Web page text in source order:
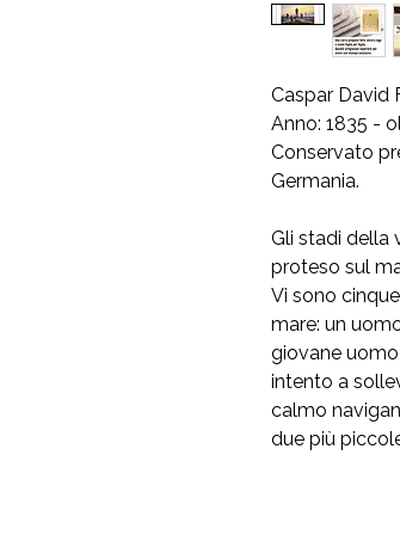
Caspar David
Anno: 1835 -
Conservato
Germania.
Gli stadi della
proteso sul
Vi sono
mare: un
giovane
intento a
calmo
due più